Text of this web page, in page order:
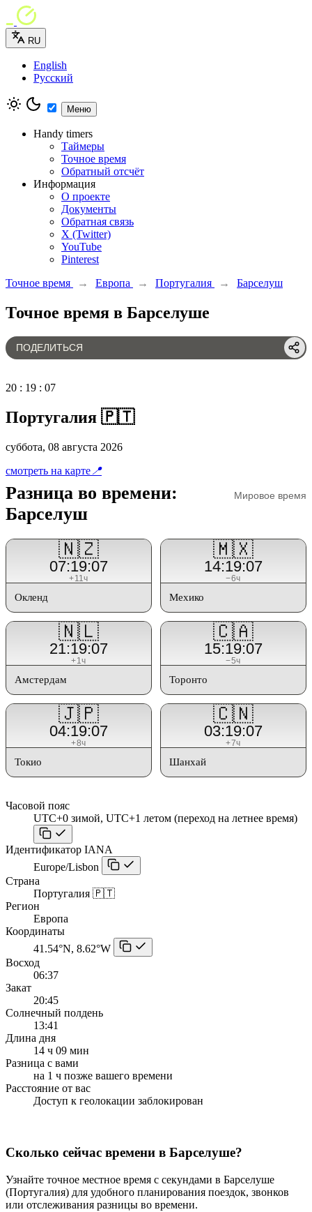
RU
English
Русский
Меню
Handy timers
Таймеры
Точное время
Обратный отсчёт
Информация
О проекте
Документы
Обратная связь
X (Twitter)
YouTube
Pinterest
Точное время
→ Европа → Португалия → Барселуш
Точное время в Барселуше
ПОДЕЛИТЬСЯ
20 : 19 : 07
Португалия 🇵🇹
суббота, 08 августа 2026
смотреть на карте 📍
Разница во времени:
Барселуш
Мировое время
🇳🇿
07:19:07
+11ч
Окленд
🇲🇽
14:19:07
−6ч
Мехико
🇳🇱
21:19:07
+1ч
Амстердам
🇨🇦
15:19:07
−5ч
Торонто
🇯🇵
04:19:07
+8ч
Токио
🇨🇳
03:19:07
+7ч
Шанхай
Часовой пояс
UTC+0 зимой, UTC+1 летом (переход на летнее время)
Идентификатор IANA
Europe/Lisbon
Страна
Португалия 🇵🇹
Регион
Европа
Координаты
41.54°N, 8.62°W
Восход
06:37
Закат
20:45
Солнечный полдень
13:41
Длина дня
14 ч 09 мин
Разница с вами
на 1 ч позже вашего времени
Расстояние от вас
Доступ к геолокации заблокирован
Сколько сейчас времени в Барселуше?
Узнайте точное местное время с секундами в Барселуше
(Португалия) для удобного планирования поездок, звонков
или отслеживания разницы во времени.